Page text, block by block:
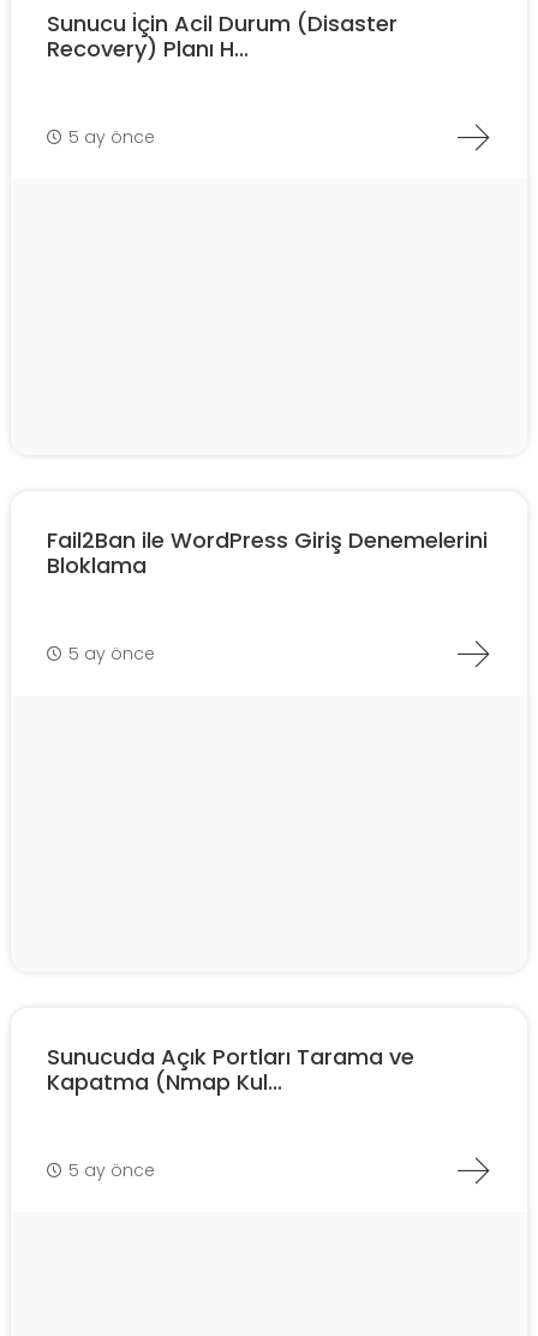
Sunucu İçin Acil Durum (Disaster
Recovery) Planı H...
5 ay önce
Fail2Ban ile WordPress Giriş Denemelerini
Bloklama
5 ay önce
Sunucuda Açık Portları Tarama ve
Kapatma (Nmap Kul...
5 ay önce